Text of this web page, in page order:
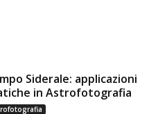
Siderale: applicazioni
in Astrofotografia